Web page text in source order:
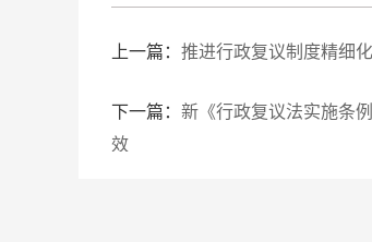
上一篇： 推进行政复议制度精细
下一篇： 新《行政复议法实施条
效